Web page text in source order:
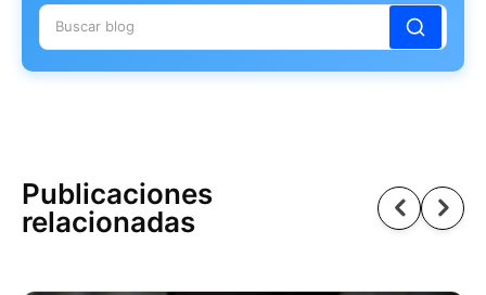
Publicaciones
relacionadas